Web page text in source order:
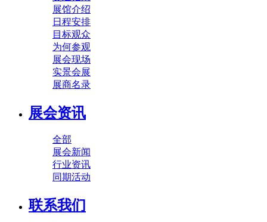
展馆介绍
日程安排
目标观众
为何参观
展会现场
实景会展
展商名录
展会资讯
全部
展会新闻
行业资讯
同期活动
联系我们